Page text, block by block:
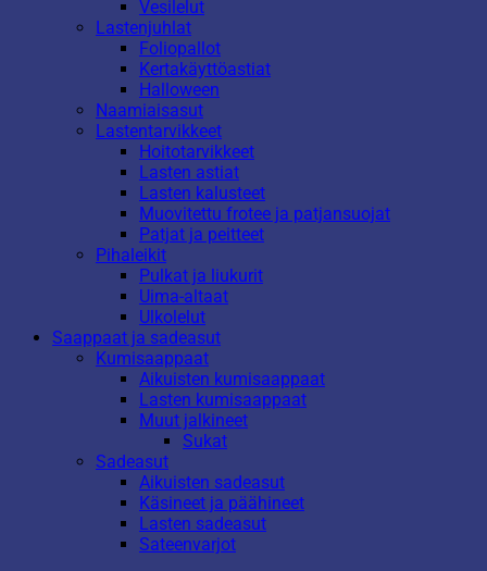
Vesilelut
Lastenjuhlat
Foliopallot
Kertakäyttöastiat
Halloween
Naamiaisasut
Lastentarvikkeet
Hoitotarvikkeet
Lasten astiat
Lasten kalusteet
Muovitettu frotee ja patjansuojat
Patjat ja peitteet
Pihaleikit
Pulkat ja liukurit
Uima-altaat
Ulkolelut
Saappaat ja sadeasut
Kumisaappaat
Aikuisten kumisaappaat
Lasten kumisaappaat
Muut jalkineet
Sukat
Sadeasut
Aikuisten sadeasut
Käsineet ja päähineet
Lasten sadeasut
Sateenvarjot